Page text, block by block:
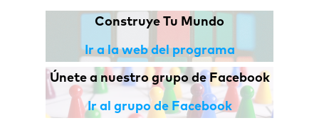
Construye Tu Mundo
Ir a la web del programa
Únete a nuestro grupo de Facebook
Ir al grupo de Facebook